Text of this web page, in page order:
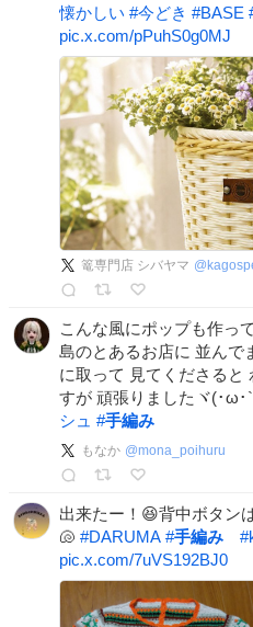
懐かしい #今どき #BASE
pic.x.com/pPuhS0g0MJ
篭専門店 シバヤマ @
こんな風にポップも作っ
島のとあるお店に 並ん
に取って 見てくださると
すが 頑張りましたヾ(･ω･
シュ #手編み
もなか @mona_poihuru
出来たー！😆背中ボタン
🐚 #DARUMA #手編み #
pic.x.com/7uVS192BJ0